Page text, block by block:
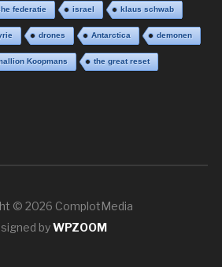
federatie israel klaus schwab
drones Antarctica demonen
Koopmans the great reset
© 2026 ComplotMedia
byWPZOOM